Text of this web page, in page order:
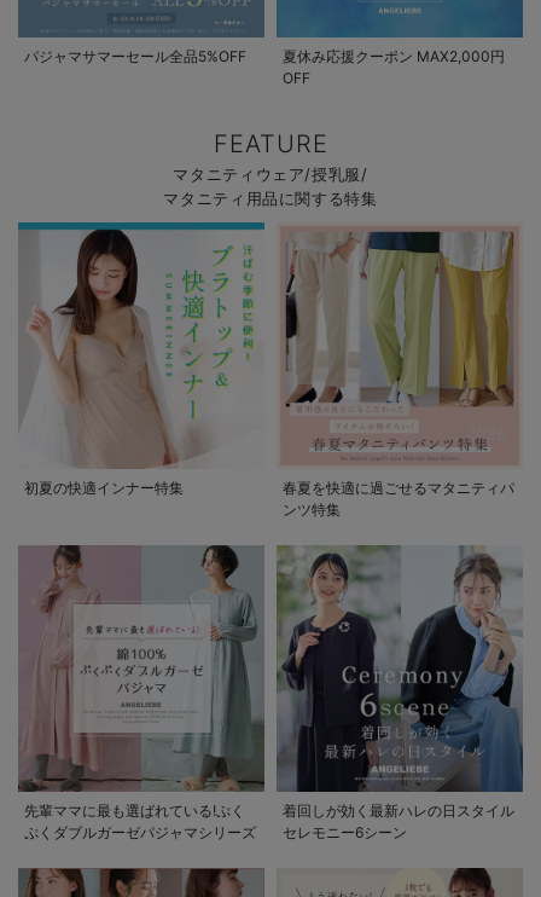
パジャマサマーセール全品5%OFF
夏休み応援クーポン MAX2,000円
OFF
FEATURE
マタニティウェア/授乳服/
マタニティ用品に関する特集
初夏の快適インナー特集
春夏を快適に過ごせるマタニティパ
ンツ特集
先輩ママに最も選ばれている!ぷく
ぷくダブルガーゼパジャマシリーズ
着回しが効く最新ハレの日スタイル
セレモニー6シーン